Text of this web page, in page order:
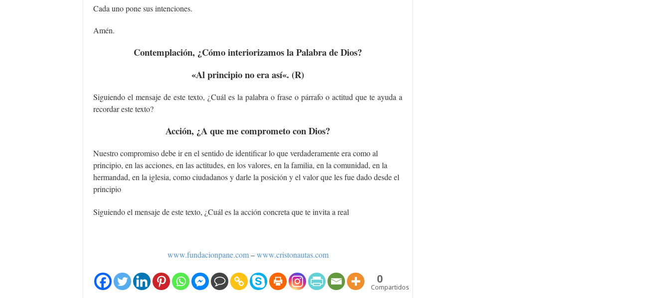
Cada uno pone sus intenciones.
Amén.
Contemplación, ¿Cómo interiorizamos la Palabra de Dios?
«Al principio no era así«. (R)
Siguiendo el mensaje de este texto, ¿Cuál es la palabra o frase o párrafo o actitud que te ayuda a
recordar este texto?
Acción, ¿A que me comprometo con Dios?
Nuestro compromiso debe ir en el sentido de identificar lo que verdaderamente era como al
principio, en las acciones, en las actitudes, en los valores, en la familia, en la comunidad, en la
hermandad, en la iglesia, como ciudadanos y darle la posición y el valor que les fue dado desde el
principio
Siguiendo el mensaje de este texto, ¿Cuál es la acción concreta que te invita a real
www.fundacionpane.com–www.cristonautas.com
0
Compartidos